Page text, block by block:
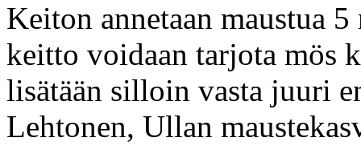
Keiton annetaan maustua
keitto voidaan tarjota mös
lisätään silloin vasta juuri
Lehtonen, Ullan